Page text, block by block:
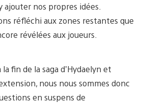
nos propres idées.
réfléchi aux zones restantes que
révélées aux joueurs.
fin de la saga d’Hydaelyn et
nous nous sommes donc
en suspens de